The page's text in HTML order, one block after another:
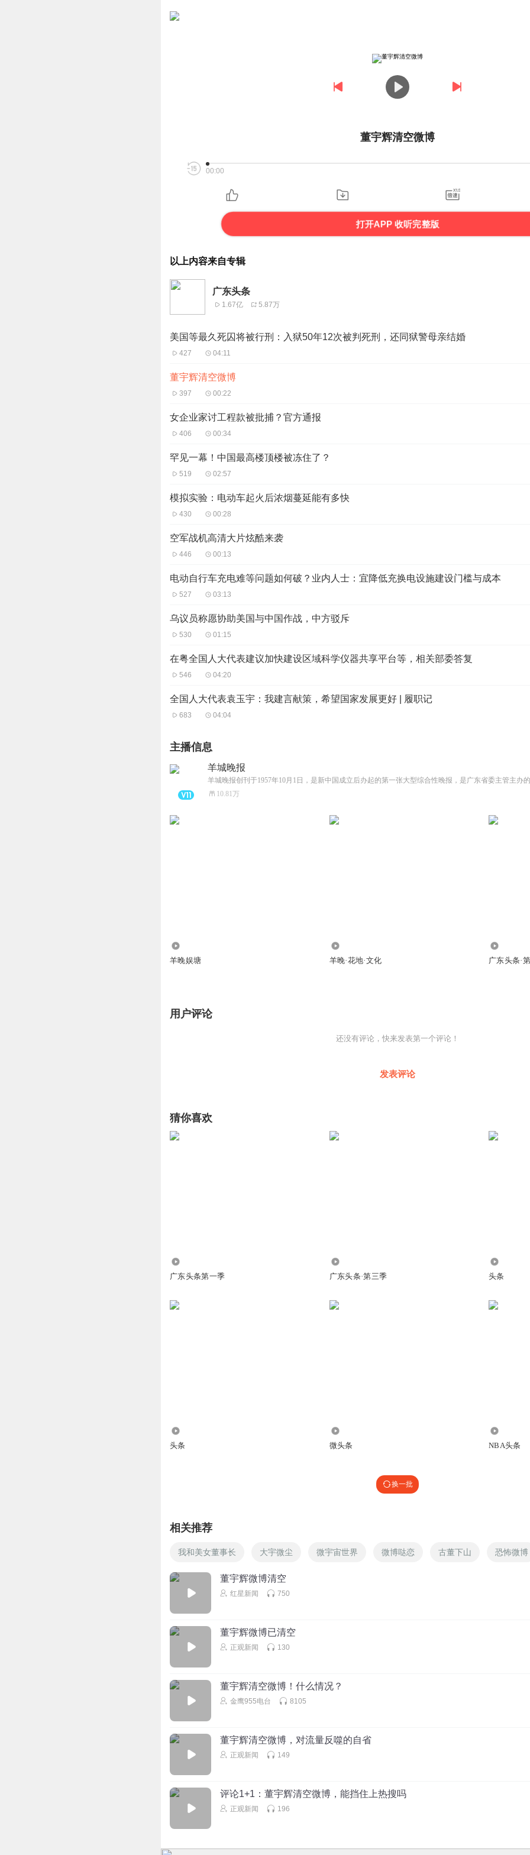
董宇辉清空微博
00:00
打开APP 收听完整版
以上内容来自专辑
广东头条
1.67亿 5.87万
美国等最久死囚将被行刑：入狱50年12次被判死刑，还同狱警母亲结婚
427 04:11
董宇辉清空微博
397 00:22
女企业家讨工程款被批捕？官方通报
406 00:34
罕见一幕！中国最高楼顶楼被冻住了？
519 02:57
模拟实验：电动车起火后浓烟蔓延能有多快
430 00:28
空军战机高清大片炫酷来袭
446 00:13
电动自行车充电难等问题如何破？业内人士：宜降低充换电设施建设门槛与成本
527 03:13
乌议员称愿协助美国与中国作战，中方驳斥
530 01:15
在粤全国人大代表建议加快建设区域科学仪器共享平台等，相关部委答复
546 04:20
全国人大代表袁玉宇：我建言献策，希望国家发展更好 | 履职记
683 04:04
主播信息
羊城晚报
10.81万
羊晚娱塘 羊晚·花地·文化 广东头条·
用户评论
还没有评论，快来发表第一个评论！
发表评论
猜你喜欢
广东头条第一季 广东头条·第三季 头条
头条 微头条 NBA头条
换一批
相关推荐
我和美女董事长 大宇微尘 微宇宙世界 微博哒恋 古董下山 恐怖微博
董宇辉微博清空
红星新闻 750
董宇辉微博已清空
正观新闻 130
董宇辉清空微博！什么情况？
金鹰955电台 8105
董宇辉清空微博，对流量反噬的自省
正观新闻 149
评论1+1：董宇辉清空微博，能挡住上热搜吗
正观新闻 196